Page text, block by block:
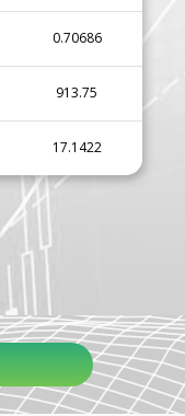
0.70686
913.75
17.1422